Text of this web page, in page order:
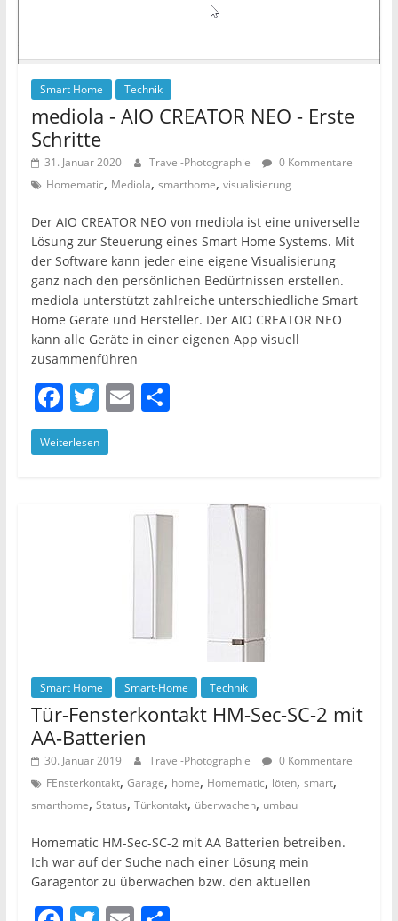
Smart Home Technik
mediola - AIO CREATOR NEO - Erste
Schritte
31. Januar 2020 Travel-Photographie
0 Kommentare
Homematic, Mediola, smarthome, visualisierung
Der AIO CREATOR NEO von mediola ist eine universelle
Lösung zur Steuerung eines Smart Home Systems. Mit
der Software kann jeder eine eigene Visualisierung
ganz nach den persönlichen Bedürfnissen erstellen.
mediola unterstützt zahlreiche unterschiedliche Smart
Home Geräte und Hersteller. Der AIO CREATOR NEO
kann alle Geräte in einer eigenen App visuell
zusammenführen
F
a
c
T
w
itt
E T
Weiterlesen
Smart Home Smart-Home Technik
Tür-Fensterkontakt HM-Sec-SC-2 mit
AA-Batterien
30. Januar 2019 Travel-Photographie
0 Kommentare
FEnsterkontakt, Garage, home, Homematic, löten, smart,
smarthome, Status, Türkontakt, überwachen, umbau
Homematic HM-Sec-SC-2 mit AA Batterien betreiben.
Ich war auf der Suche nach einer Lösung mein
Garagentor zu überwachen bzw. den aktuellen